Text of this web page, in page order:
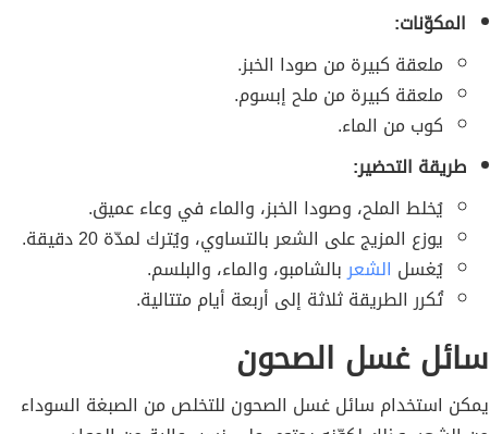
المكوّنات:
ملعقة كبيرة من صودا الخبز.
ملعقة كبيرة من ملح إبسوم.
كوب من الماء.
طريقة التحضير:
يُخلط الملح، وصودا الخبز، والماء في وعاء عميق.
يوزع المزيج على الشعر بالتساوي، ويُترك لمدّة 20 دقيقة.
يُغسل الشعربالشامبو، والماء، والبلسم.
تُكرر الطريقة ثلاثة إلى أربعة أيام متتالية.
سائل غسل الصحون
يمكن استخدام سائل غسل الصحون للتخلص من الصبغة السوداء